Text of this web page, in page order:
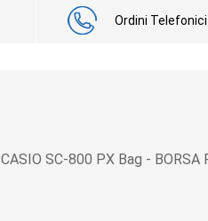
Ordini Telefonici
CASIO SC-800 PX Bag -